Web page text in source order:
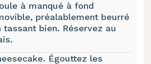
à manqué à fond
préalablement beurré
tassant bien. Réservez au
Égouttez les